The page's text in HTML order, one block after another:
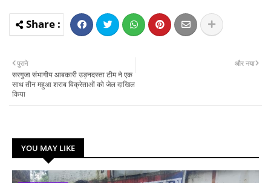
और नया
पुराने
सरगुजा संभागीय आबकारी उड़नदस्ता टीम ने एक
साथ तीन महुआ शराब विक्रेताओं को जेल दाखिल
किया
YOU MAY LIKE